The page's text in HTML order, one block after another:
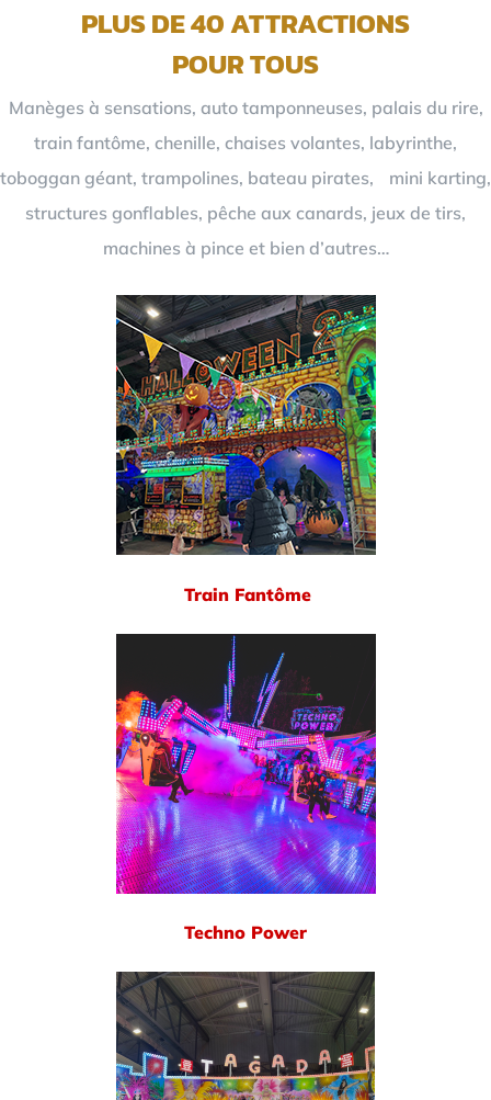
PLUS DE 40 ATTRACTIONS
POUR TOUS
Manèges à sensations, auto tamponneuses, palais du rire,
train fantôme, chenille, chaises volantes, labyrinthe,
toboggan géant, trampolines, bateau pirates, mini karting,
structures gonflables, pêche aux canards, jeux de tirs,
machines à pince et bien d’autres…
Train Fantôme
Techno Power